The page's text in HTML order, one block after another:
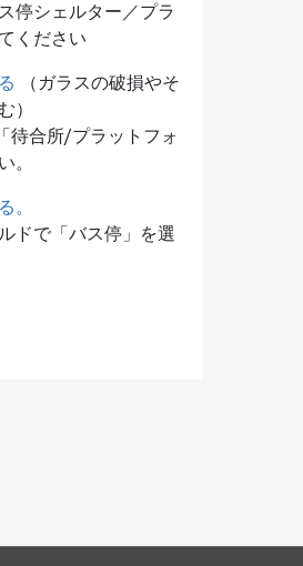
停シェルター／プラ
ください
（ガラスの破損やそ
）
待合所/プラットフォ
。
。
ドで「バス停」を選